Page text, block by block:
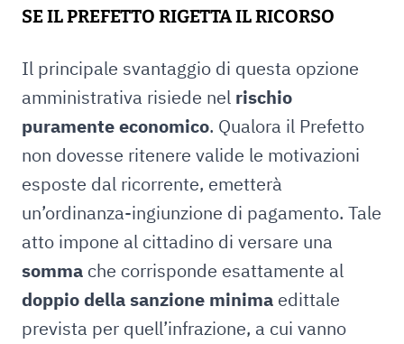
SE IL PREFETTO RIGETTA IL RICORSO
Il principale svantaggio di questa opzione
amministrativa risiede nel rischio
puramente economico. Qualora il Prefetto
non dovesse ritenere valide le motivazioni
esposte dal ricorrente, emetterà
un’ordinanza-ingiunzione di pagamento. Tale
atto impone al cittadino di versare una
somma che corrisponde esattamente al
doppio della sanzione minima edittale
prevista per quell’infrazione, a cui vanno